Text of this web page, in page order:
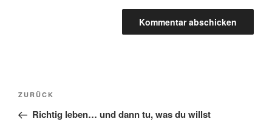
Beitragsnavigation
Vorheriger
Beitrag
ZURÜCK
Richtig leben… und dann tu, was du willst